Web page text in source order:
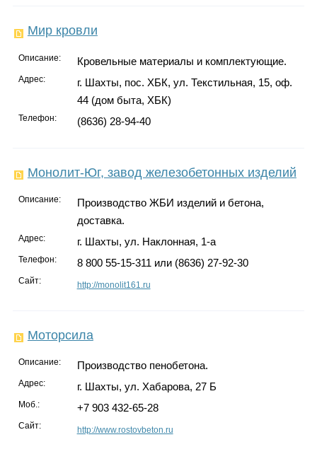
Мир кровли
Описание: Кровельные материалы и комплектующие.
Адрес:
г. Шахты, пос. ХБК, ул. Текстильная, 15, оф.
44 (дом быта, ХБК)
Телефон: (8636) 28-94-40
Монолит-Юг, завод железобетонных изделий
Описание:
Производство ЖБИ изделий и бетона,
доставка.
Адрес: г. Шахты, ул. Наклонная, 1-а
Телефон: 8 800 55-15-311 или (8636) 27-92-30
Сайт: http://monolit161.ru
Моторсила
Описание: Производство пенобетона.
Адрес: г. Шахты, ул. Хабарова, 27 Б
Моб.: +7 903 432-65-28
Сайт: http://www.rostovbeton.ru